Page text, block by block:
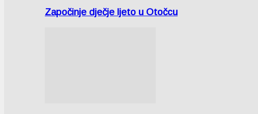
Započinje dječje ljeto u Otočcu